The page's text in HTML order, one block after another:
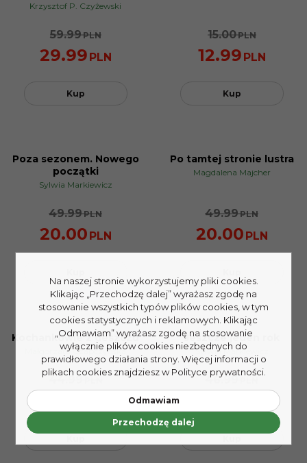
Krzysztof P. Czyżewski
59.99PLN
29.99 PLN
Kup
Format: 130x200
Tłumacz: Anna Bereta-
15.00PLN
12.99 PLN
Kup
PROMOCJA
Poza sezonem. Nowego
początki
Sylwia Markiewicz
49.99PLN
20.00 PLN
Po tamtej stronie lustra
Magdalena Majcher
49.99PLN
20.00 PLN
Kochankowie z deszczu
Małgorzata Czapczyńska
44.99
PROMOCJA
Jeszcze jeden rok
Sylwia Markiewicz
46.99
Na naszej stronie wykorzystujemy pliki cookies.
Klikając „Przechodzę dalej” wyrażasz zgodę na
stosowanie wszystkich typów plików cookies, w tym
cookies statystycznych i reklamowych. Klikając
„Odmawiam” wyrażasz zgodę na stosowanie
wyłącznie plików cookies niezbędnych do
prawidłowego działania strony. Więcej informacji o
plikach cookies znajdziesz w Polityce prywatności.
Odmawiam
Przechodzę dalej